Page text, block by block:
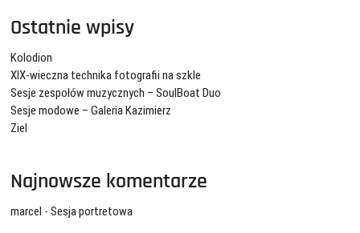
Ostatnie wpisy
Kolodion
XIX-wieczna technika fotografii na szkle
Sesje zespołów muzycznych – SoulBoat Duo
Sesje modowe – Galeria Kazimierz
Ziel
Najnowsze komentarze
marcel -Sesja portretowa